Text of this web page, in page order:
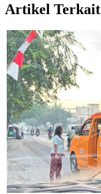
Artikel Terkait